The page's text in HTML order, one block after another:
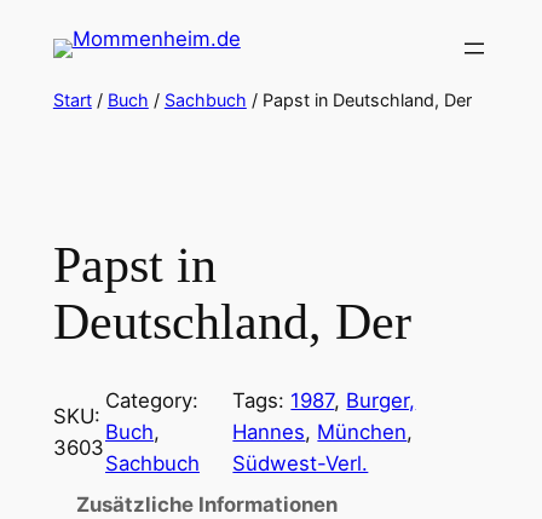
Inhalt
springen
Start/ Buch / Sachbuch / Papst in Deutschland, Der
Papst in
Deutschland, Der
SKU:
3603
Category:
Buch
Sachbuch
Tags: 1987, Burger,
Hannes, München
Südwest-Verl.
Zusätzliche Informationen